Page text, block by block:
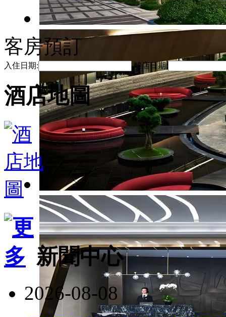
客房預訂
入住日期: 離店日期:
酒店地圖
新聞中心
2026-08-08